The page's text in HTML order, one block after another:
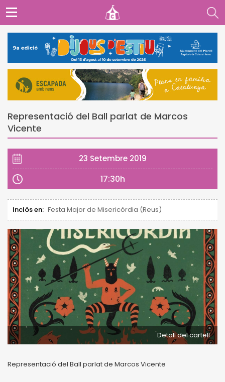
Representació del Ball parlat de Marcos
Vicente
23 Setembre 2019
17:30h
Inclòs en: Festa Major de Misericòrdia (Reus)
Detall del cartell
Representació del Ball parlat de Marcos Vicente